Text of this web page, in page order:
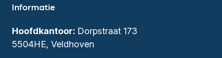
Informatie
Hoofdkantoor: Dorpstraat 173
5504HE, Veldhoven